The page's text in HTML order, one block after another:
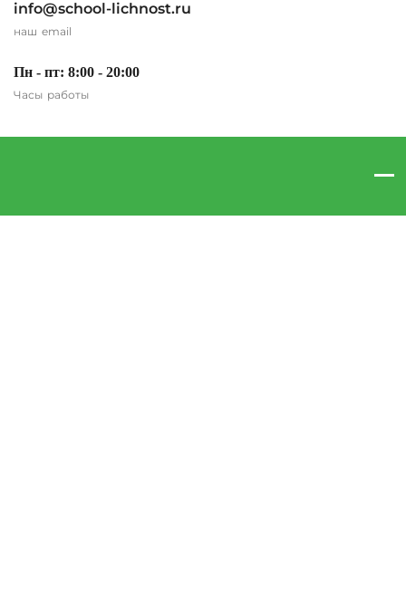
info@school-lichnost.ru
наш email
Пн - пт: 8:00 - 20:00
Часы работы